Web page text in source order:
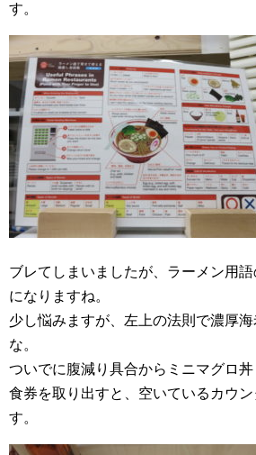
す。
ブレてしまいましたが、ラーメン用
になりますね。
少し悩みますが、左上の法則で濃厚
な。
ついでに腹減り具合からミニマグロ丼
食券を取り出すと、空いているカウン
す。